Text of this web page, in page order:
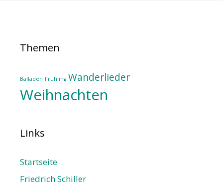
Themen
Balladen Frühling Wanderlieder
Weihnachten
Links
Startseite
Friedrich Schiller